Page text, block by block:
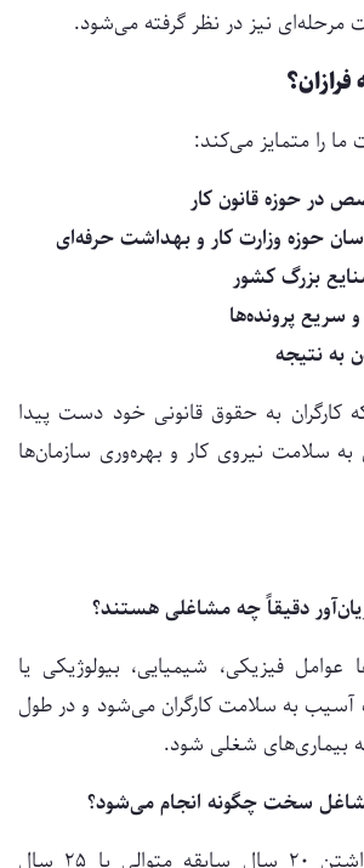
مرحله‌ای نیز در نظر گرفته می‌شود.
را متمایز می‌کند:
در حوزه قانون کار
حوزه وزارت کار و بهداشت حرفه‌ای
بزرگ کشور
پرونده‌ها
به نتیجه
به حقوق قانونی خود دست پیدا
سلامت نیروی کار و بهره‌وری سازمان‌ها
فیزیکی، شیمیایی، بیولوژیکی یا
به سلامت کارگران می‌شود و در طول
بیماری‌های شغلی شود.
کارگران در صورت داشتن ۲۰ سال سابقه متوالی یا ۲۵ سال